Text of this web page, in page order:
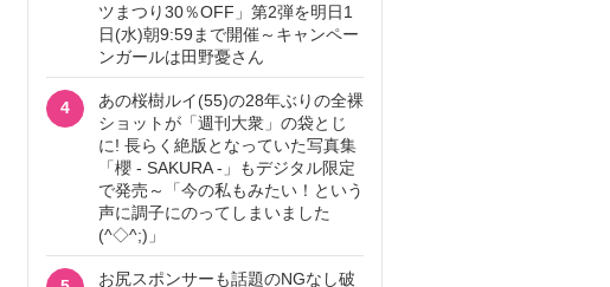
ツまつり30％OFF」第2弾を明日1
日(水)朝9:59まで開催～キャンペー
ンガールは田野憂さん
4
あの桜樹ルイ(55)の28年ぶりの全裸
ショットが「週刊大衆」の袋とじ
に! 長らく絶版となっていた写真集
「櫻 - SAKURA -」もデジタル限定
で発売～「今の私もみたい！という
声に調子にのってしまいました
(^◇^;)」
お尻スポンサーも話題のNGなし破